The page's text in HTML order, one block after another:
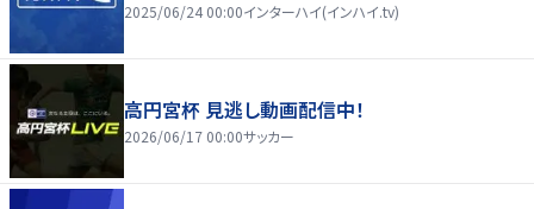
2025/06/24 00:00インターハイ(インハイ.tv)
高円宮杯 見逃し動画配信中！
2026/06/17 00:00サッカー